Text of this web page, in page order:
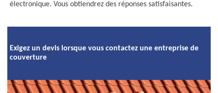
électronique. Vous obtiendrez des réponses satisfaisantes.
Exigez un devis lorsque vous contactez une entreprise de
couverture